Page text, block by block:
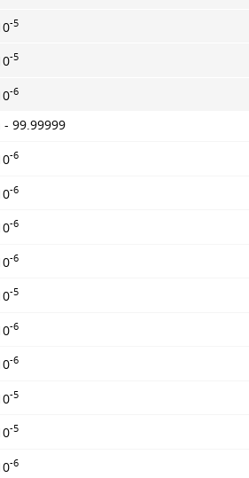
-5
-5
-6
- 99.99999
-6
-6
-6
-6
-5
-6
-6
-5
-5
-6